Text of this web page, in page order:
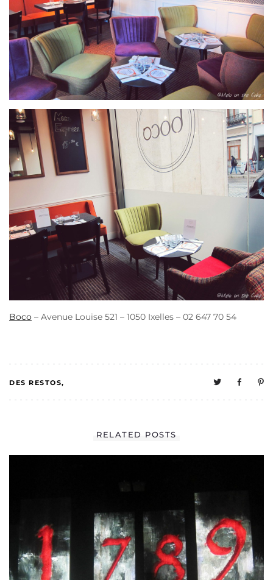
Boco – Avenue Louise 521 – 1050 Ixelles – 02 647 70 54
DES RESTOS
SOCIALE
RELATED POSTS